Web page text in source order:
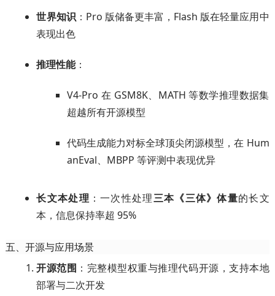
世界知识：Pro 版储备更丰富，Flash 版在轻量应用中
表现出色
推理性能：
V4-Pro 在 GSM8K、MATH 等数学推理数据集
超越所有开源模型
代码生成能力对标全球顶尖闭源模型，在 Hum
anEval、MBPP 等评测中表现优异
长文本处理 ：一次性处理三本《三体》体量的长文
本，信息保持率超 95%
五、开源与应用场景
开源范围 ：完整模型权重与推理代码开源，支持本地
部署与二次开发